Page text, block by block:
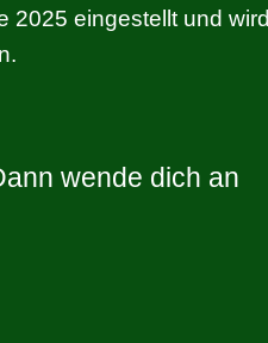
2025 eingestellt und wird
wende dich an